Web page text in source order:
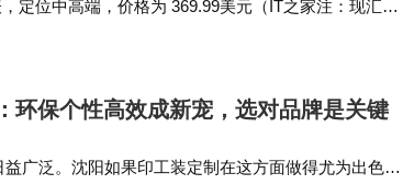
定位中高端，价格为 369.99美元（IT之家注：现汇率
环保个性高效成新宠，选对品牌是关键
广泛。沈阳如果印工装定制在这方面做得尤为出色，